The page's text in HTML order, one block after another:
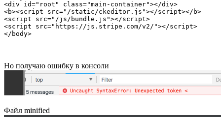
<div id="root" class="main-container"></div>
<b><script src="/static/ckeditor.js"></script></b>
<script src="/js/bundle.js"></script>
<script src="https://js.stripe.com/v2/"></script>
</body>
Но получаю ошибку в консоли
Файл minified